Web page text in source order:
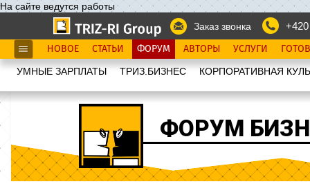
На сайте ведутся работы
Заказ звонка
НОВОЕ СТАТЬИ ФОРУМ АВТОРЫ УСЛУГИ
УМНЫЕ ЗАРПЛАТЫ ТРИЗ.БИЗНЕС КОРПОРАТИВНАЯ
ФОРУМ